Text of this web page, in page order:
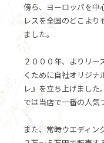
傍ら、ヨーロッパを中
レスを全国のどこより
ました。
２０００年、よりリ
くために自社オリジナ
レ』を立ち上げまし
では当店で一番の人気
また、常時ウエディン